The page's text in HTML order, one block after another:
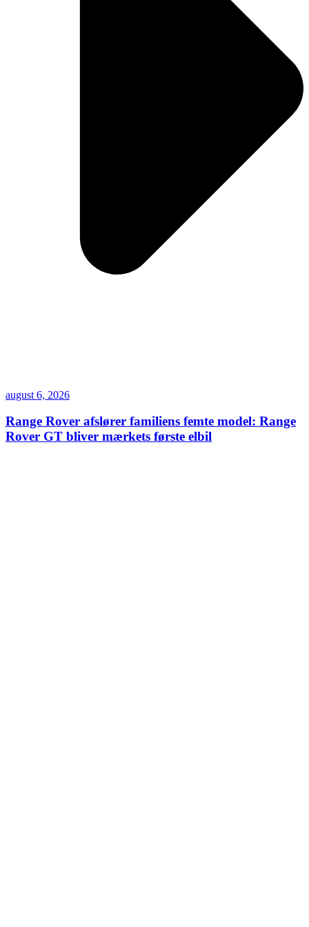
august 6, 2026
Range Rover afslører familiens femte model: Range
Rover GT bliver mærkets første elbil